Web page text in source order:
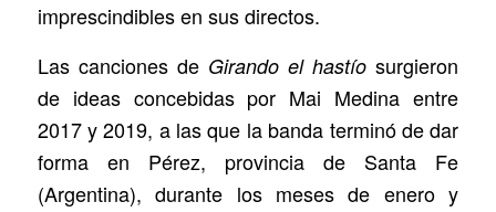
imprescindibles en sus directos.
Las canciones de Girando el hastío surgieron
de ideas concebidas por Mai Medina entre
2017 y 2019, a las que la banda terminó de dar
forma en Pérez, provincia de Santa Fe
(Argentina), durante los meses de enero y